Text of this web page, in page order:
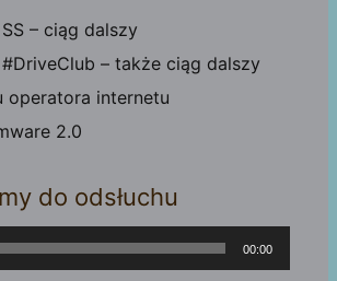
– ciąg dalszy
– także ciąg dalszy
operatora internetu
2.0
do odsłuchu
00:00